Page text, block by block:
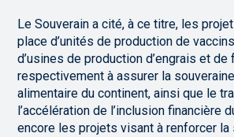
Le Souverain a cité, à ce titre, les
place d’unités de production de
d’usines de production d’engrais et
respectivement à assurer la
alimentaire du continent, ainsi que le
l’accélération de l’inclusion financière
encore les projets visant à renforcer la